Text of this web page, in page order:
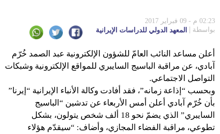
02:23 م - 09 فبراير 2017
بواسطة
المعهد الدولي للدراسات الإيرانية
أعلن مساعد النائب العامّ للشؤون الإلكترونية عبد الصمد خُرّم
آبادي، عن مراقبة الباسيج السايبري للمواقع الإلكترونية وشبكات
التواصل الاجتماعي.
وبحسب “إذاعة زمانه”، فقد أفادت وكالة الأنباء الإيرانية “إيرنا”
بأن خُرّم آبادي أعلن أمس الأربعاء عن تدشين “الباسيج
السايبري” الذي يضمّ نحو 18 ألف شخص يتولون، بشكل
تطوعي، مراقبة الفضاء المجازي، وأضاف: “سيقدّم هؤلاء